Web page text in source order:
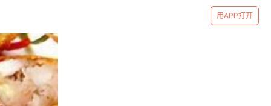
用APP打开